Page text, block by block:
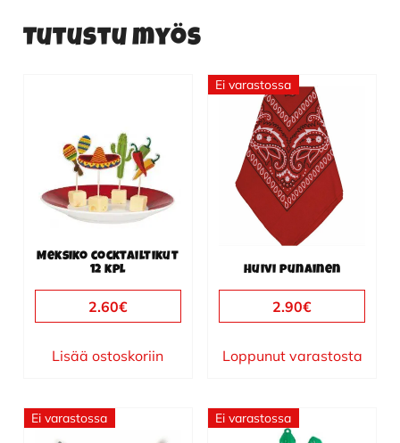
Tutustu myös
Meksiko cocktailtikut
12 kpl
2.60€
Lisää ostoskoriin
Ei varastossa
Huivi punainen
2.90€
Loppunut varastosta
Ei varastossa Ei varastossa